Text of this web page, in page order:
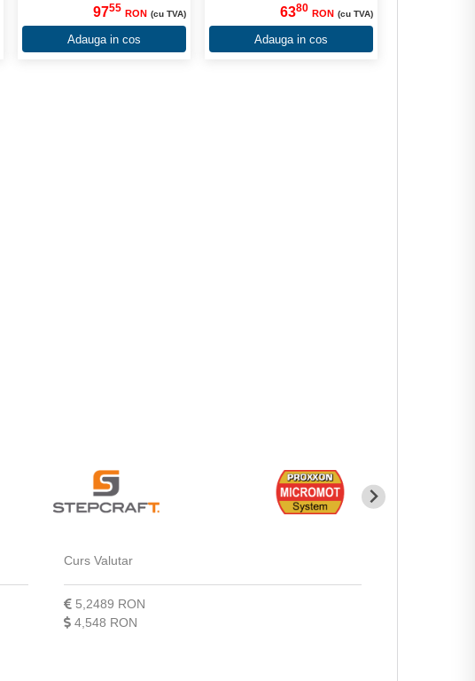
9755 RON (cu TVA)
Adauga in cos
6380 RON (cu TVA)
Adauga in cos
Curs Valutar
5,2489 RON
4,548 RON